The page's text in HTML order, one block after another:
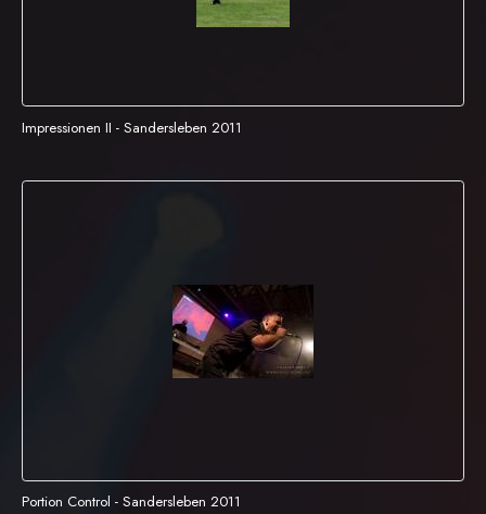
Impressionen II - Sandersleben 2011
Portion Control - Sandersleben 2011